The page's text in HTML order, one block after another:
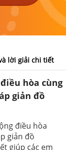
lời giải chi tiết
hòa cùng
giản đồ
điều hòa
giản đồ
giúp các em